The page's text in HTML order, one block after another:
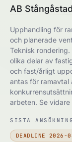
AB
Upphandling för
och planerade
Teknisk
olika delar av
och fast/årligt
antas för ramavtal
arbeten. Se
SISTA
DEADLINE 2026-